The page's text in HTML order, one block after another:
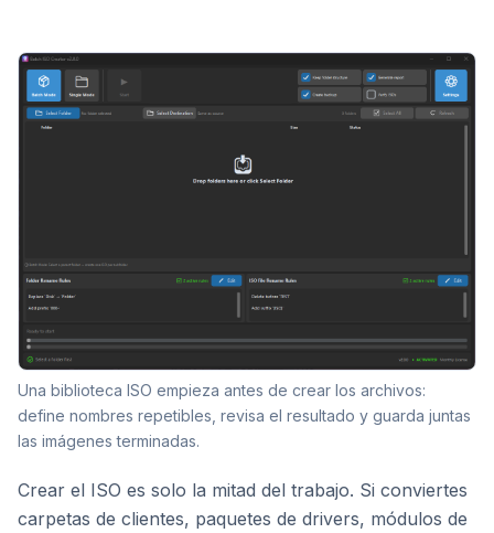
Una biblioteca ISO empieza antes de crear los archivos:
define nombres repetibles, revisa el resultado y guarda juntas
las imágenes terminadas.
Crear el ISO es solo la mitad del trabajo. Si conviertes
carpetas de clientes, paquetes de drivers, módulos de